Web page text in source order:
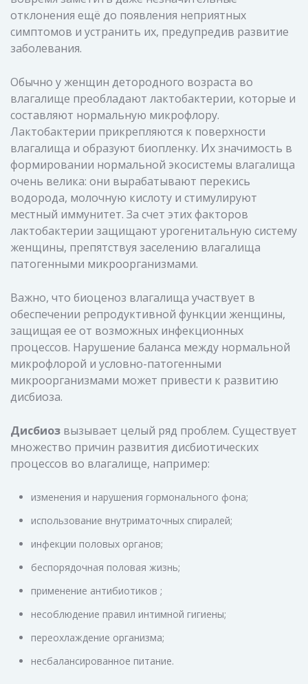
отклонения ещё до появления неприятных
симптомов и устранить их, предупредив развитие
заболевания.
Обычно у женщин детородного возраста во
влагалище преобладают лактобактерии, которые и
составляют нормальную микрофлору.
Лактобактерии прикрепляются к поверхности
влагалища и образуют биопленку. Их значимость в
формировании нормальной экосистемы влагалища
очень велика: они вырабатывают перекись
водорода, молочную кислоту и стимулируют
местный иммунитет. За счет этих факторов
лактобактерии защищают урогенитальную систему
женщины, препятствуя заселению влагалища
патогенными микроорганизмами.
Важно, что биоценоз влагалища участвует в
обеспечении репродуктивной функции женщины,
защищая ее от возможных инфекционных
процессов. Нарушение баланса между нормальной
микрофлорой и условно-патогенными
микроорганизмами может привести к развитию
дисбиоза.
Дисбиоз вызывает целый ряд проблем. Существует
множество причин развития дисбиотических
процессов во влагалище, например:
изменения и нарушения гормонального фона;
использование внутриматочных спиралей;
инфекции половых органов;
беспорядочная половая жизнь;
применение антибиотиков ;
несоблюдение правил интимной гигиены;
переохлаждение организма;
несбалансированное питание.